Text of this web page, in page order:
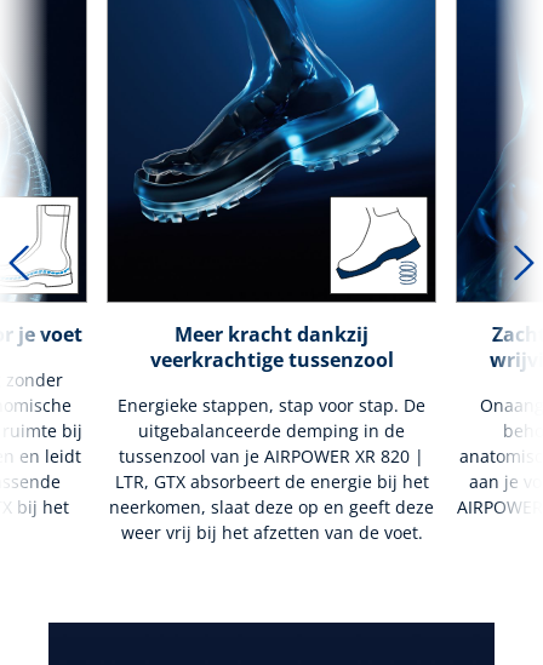
je voet
zonder
ruimte bij
en leidt
bij het
Meer kracht dankzij
veerkrachtige tussenzool
Energieke stappen, stap voor stap. De
uitgebalanceerde demping in de
tussenzool van je AIRPOWER XR 820 |
LTR, GTX absorbeert de energie bij het
neerkomen, slaat deze op en geeft deze
weer vrij bij het afzetten van de voet.
aan je